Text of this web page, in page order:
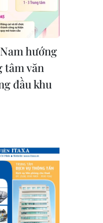
hướng
văn
đầu khu